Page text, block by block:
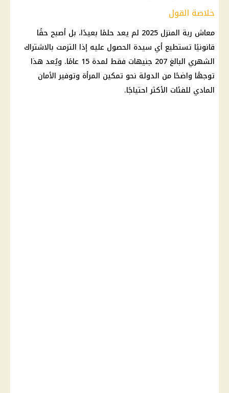
خلاصة القول
معاش ربة المنزل 2025 لم يعد حلمًا بعيدًا، بل أصبح حقًا
قانونيًا تستطيع أي سيدة الحصول عليه إذا التزمت بالاشتراك
الشهري البالغ 207 جنيهات فقط لمدة 15 عامًا. ويُعد هذا
توجهًا واضحًا من الدولة نحو تمكين المرأة وتوفير الأمان
المادي للفئات الأكثر احتياجًا.